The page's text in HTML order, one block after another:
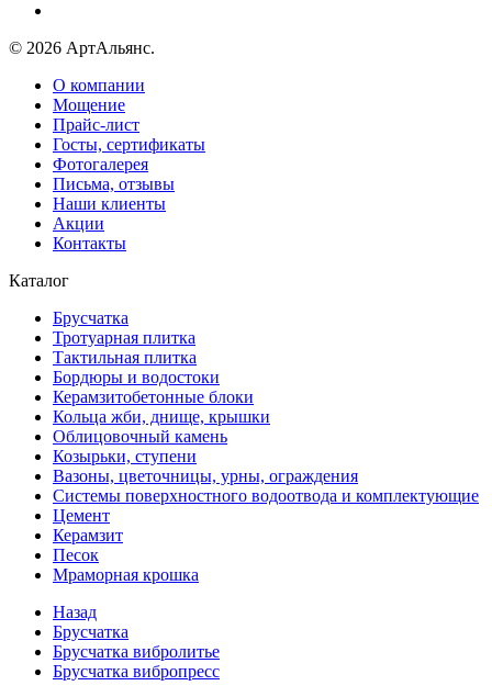
© 2026 АртАльянс.
О компании
Мощение
Прайс-лист
Госты, сертификаты
Фотогалерея
Письма, отзывы
Наши клиенты
Акции
Контакты
Каталог
Брусчатка
Тротуарная плитка
Тактильная плитка
Бордюры и водостоки
Керамзитобетонные блоки
Кольца жби, днище, крышки
Облицовочный камень
Козырьки, ступени
Вазоны, цветочницы, урны, ограждения
Системы поверхностного водоотвода и комплектующие
Цемент
Керамзит
Песок
Мраморная крошка
Назад
Брусчатка
Брусчатка вибролитье
Брусчатка вибропресс